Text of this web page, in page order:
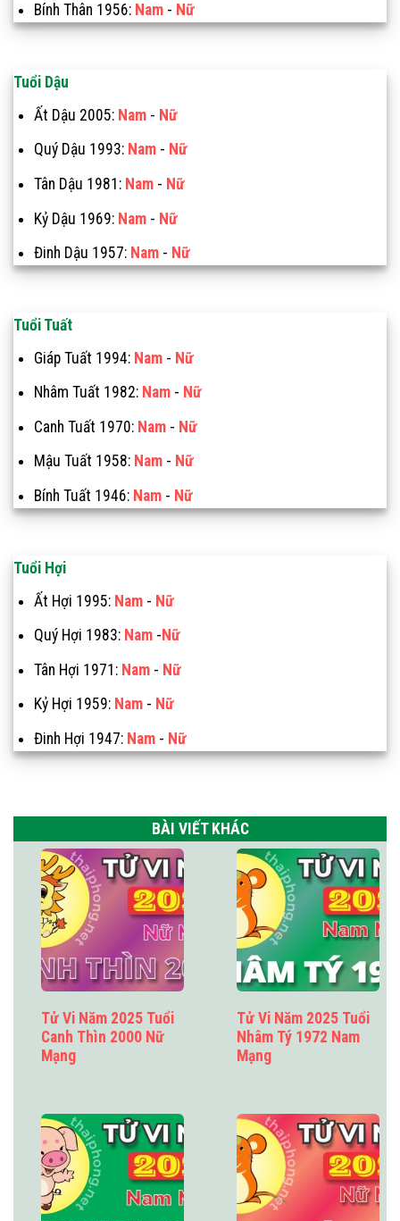
Bính Thân 1956: Nam- Nữ
Tuổi Dậu
Ất Dậu 2005: Nam- Nữ
Quý Dậu 1993: Nam- Nữ
Tân Dậu 1981: Nam- Nữ
Kỷ Dậu 1969: Nam- Nữ
Đinh Dậu 1957: Nam- Nữ
Tuổi Tuất
Giáp Tuất 1994: Nam- Nữ
Nhâm Tuất 1982: Nam- Nữ
Canh Tuất 1970: Nam- Nữ
Mậu Tuất 1958: Nam- Nữ
Bính Tuất 1946: Nam- Nữ
Tuổi Hợi
Ất Hợi 1995: Nam- Nữ
Quý Hợi 1983: Nam- Nữ
Tân Hợi 1971: Nam- Nữ
Kỷ Hợi 1959: Nam- Nữ
Đinh Hợi 1947: Nam- Nữ
BÀI VIẾT KHÁC
Tử Vi Năm 2025 Tuổi
Canh Thìn 2000 Nữ
Mạng
Tử Vi Năm 2025 Tuổi
Nhâm Tý 1972 Nam
Mạng